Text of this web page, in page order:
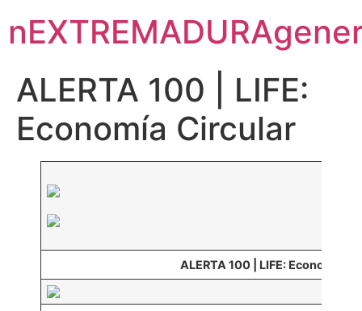
ALERTA 100 | LIFE:
Economía Circular
ALERTA 100 | LIFE: Economía